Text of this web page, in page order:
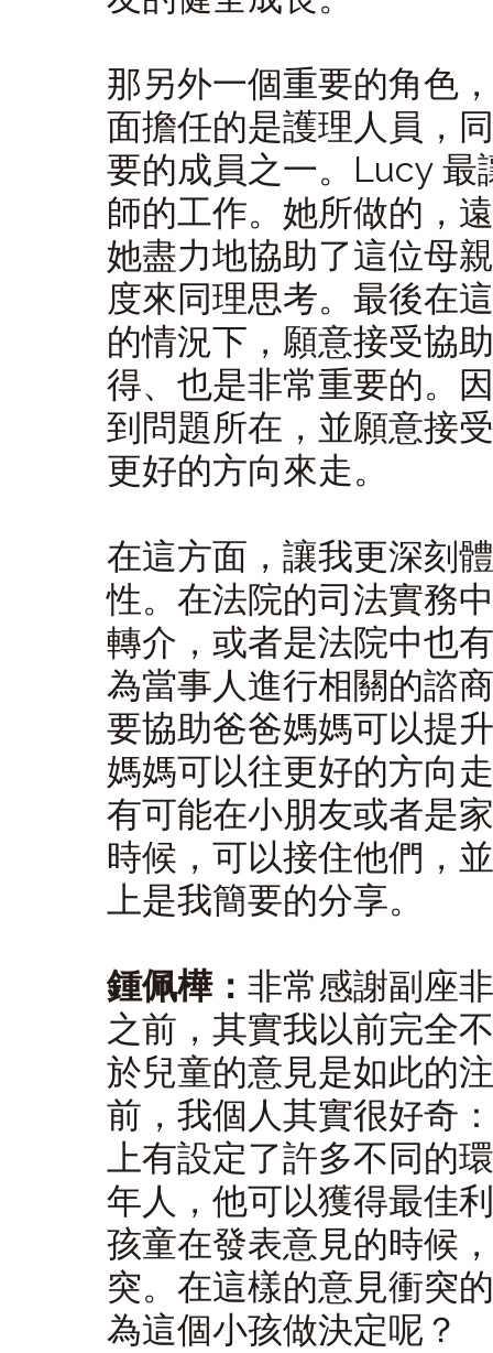
那另外一個重要的角色
面擔任的是護理人員，
要的成員之一。Lucy 最
師的工作。她所做的，
她盡力地協助了這位母
度來同理思考。最後在
的情況下，願意接受協
得、也是非常重要的。
到問題所在，並願意接
更好的方向來走。
在這方面，讓我更深刻
性。在法院的司法實務
轉介，或者是法院中也
為當事人進行相關的諮
要協助爸爸媽媽可以提
媽媽可以往更好的方向
有可能在小朋友或者是
時候，可以接住他們，
上是我簡要的分享。
鍾佩樺： 非常感謝副座
之前，其實我以前完全
於兒童的意見是如此的
前，我個人其實很好奇
上有設定了許多不同的
年人，他可以獲得最佳
孩童在發表意見的時候
突。在這樣的意見衝突
為這個小孩做決定呢？